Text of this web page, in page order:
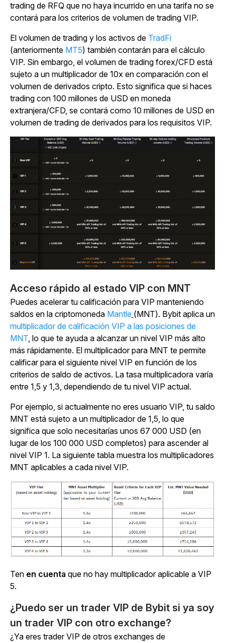
trading de RFQ que no haya incurrido en una tarifa no se
contará para los criterios de volumen de trading VIP.
El volumen de trading y los activos de TradFi
(anteriormente MT5) también contarán para el cálculo
VIP. Sin embargo, el volumen de trading forex/CFD está
sujeto a un multiplicador de 10x en comparación con el
volumen de derivados cripto. Esto significa que si haces
trading con 100 millones de USD en moneda
extranjera/CFD, se contará como 10 millones de USD en
volumen de trading de derivados para los requisitos VIP.
Acceso rápido al estado VIP con MNT
Puedes acelerar tu calificación para VIP manteniendo
saldos en la criptomoneda Mantle (MNT). Bybit aplica un
multiplicador de calificación VIP a las posiciones de
MNT, lo que te ayuda a alcanzar un nivel VIP más alto
más rápidamente. El multiplicador para MNT te permite
calificar para el siguiente nivel VIP en función de los
criterios de saldo de activos. La tasa multiplicadora varía
entre 1,5 y 1,3, dependiendo de tu nivel VIP actual.
Por ejemplo, si actualmente no eres usuario VIP, tu saldo
MNT está sujeto a un multiplicador de 1,5, lo que
significa que solo necesitarías unos 67 000 USD (en
lugar de los 100 000 USD completos) para ascender al
nivel VIP 1. La siguiente tabla muestra los multiplicadores
MNT aplicables a cada nivel VIP.
Ten en cuenta que no hay multiplicador aplicable a VIP
5.
¿Puedo ser un trader VIP de Bybit si ya soy
un trader VIP con otro exchange?
¿Ya eres trader VIP de otros exchanges de